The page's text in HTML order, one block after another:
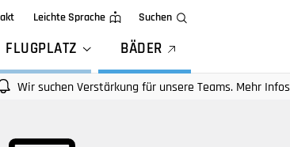
Leichte Sprache Suchen
FLUGPLATZ BÄDER
Verstärkung für unsere Teams. Mehr Infos auf